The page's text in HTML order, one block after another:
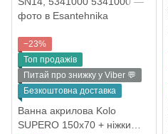
−23%
Топ продажів
Питай про знижку у Viber 💬
Безкоштовна доставка
Ванна акрилова Kolo
SUPERO 150х70 + ніжки